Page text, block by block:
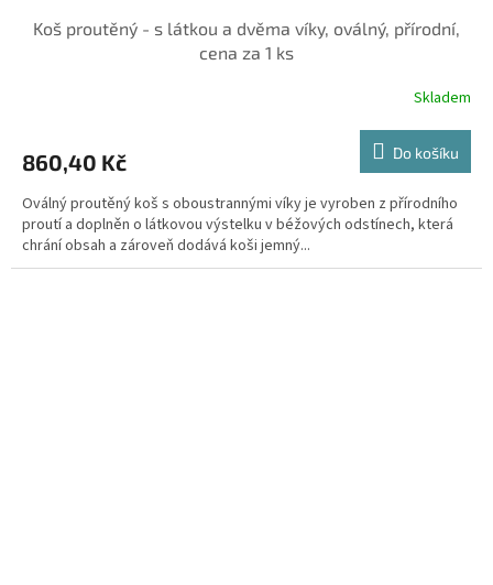
Koš proutěný - s látkou a dvěma víky, oválný, přírodní,
cena za 1 ks
Skladem
860,40 Kč Do košíku
Oválný proutěný koš s oboustrannými víky je vyroben z přírodního
proutí a doplněn o látkovou výstelku v béžových odstínech, která
chrání obsah a zároveň dodává koši jemný...